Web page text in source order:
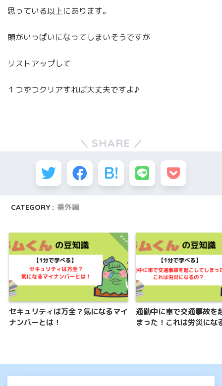
思っている以上にあります。
頭がいっぱいになってしまいそうですが
リストアップして
１つずつクリアすれば大丈夫ですよ♪
SHARE
CATEGORY : 番外編
セキュリティは万全？気になるマイ
ナンバーとは！
通勤中に車で交通事故を
まった！これは労災にな